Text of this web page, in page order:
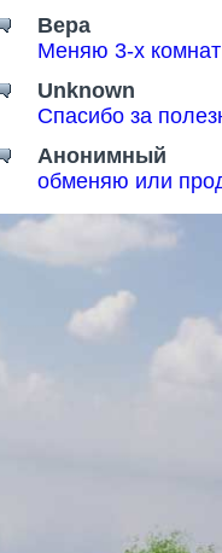
Вера
Меняю 3-х
Unknown
Спасибо за
Анонимный
обменяю или